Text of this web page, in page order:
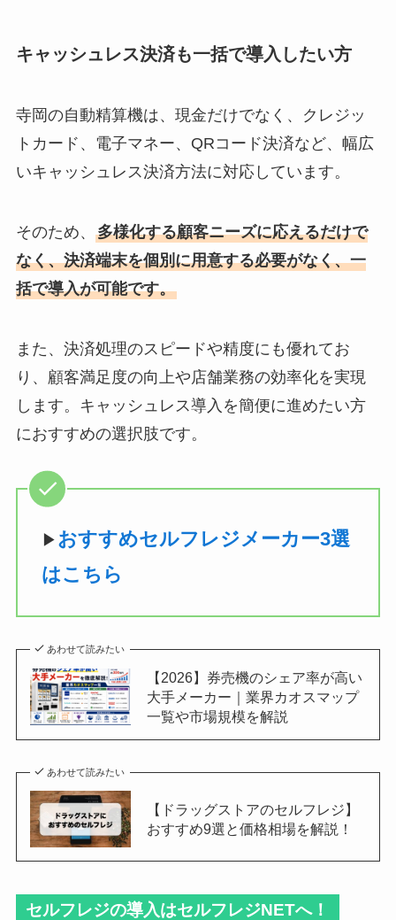
キャッシュレス決済も一括で導入したい方
寺岡の自動精算機は、現金だけでなく、クレジッ
トカード、電子マネー、QRコード決済など、幅広
いキャッシュレス決済方法に対応しています。
そのため、 多様化する顧客ニーズに応えるだけで
なく、決済端末を個別に用意する必要がなく、一
括で導入が可能です。
また、決済処理のスピードや精度にも優れてお
り、顧客満足度の向上や店舗業務の効率化を実現
します。キャッシュレス導入を簡便に進めたい方
におすすめの選択肢です。
▶︎ おすすめセルフレジメーカー3選
はこちら
あわせて読みたい
【2026】券売機のシェア率が高い
大手メーカー｜業界カオスマップ
一覧や市場規模を解説
あわせて読みたい
【ドラッグストアのセルフレジ】
おすすめ9選と価格相場を解説！
セルフレジの導入はセルフレジNETへ！